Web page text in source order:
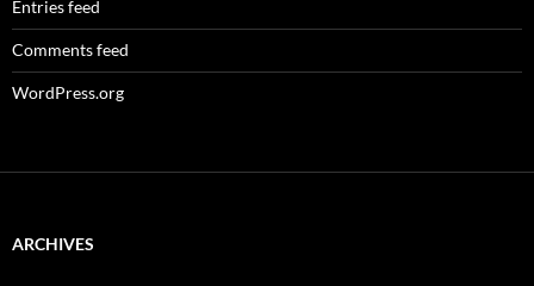
Entries feed
Comments feed
WordPress.org
ARCHIVES